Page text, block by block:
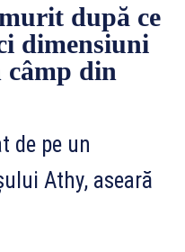
după ce
dimensiuni
câmp din
de pe un
Athy, aseară